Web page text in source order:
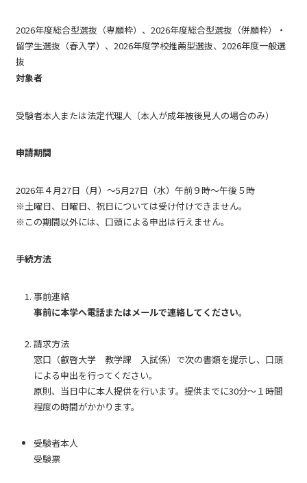
2026年度総合型選抜（専願枠）、2026年度総合型選抜（併願枠）・
留学生選抜（春入学）、2026年度学校推薦型選抜、2026年度一般選
抜
対象者
受験者本人または法定代理人（本人が成年被後見人の場合のみ）
申請期間
2026年４月27日（月）～5月27日（水）午前９時～午後５時
※土曜日、日曜日、祝日については受け付けできません。
※この期間以外には、口頭による申出は行えません。
手続方法
事前連絡
事前に本学へ電話またはメールで連絡してください。
請求方法
窓口（叡啓大学 教学課 入試係）で次の書類を提示し、口頭
による申出を行ってください。
原則、当日中に本人提供を行います。提供までに30分～１時間
程度の時間がかかります。
​受験者本人
受験票